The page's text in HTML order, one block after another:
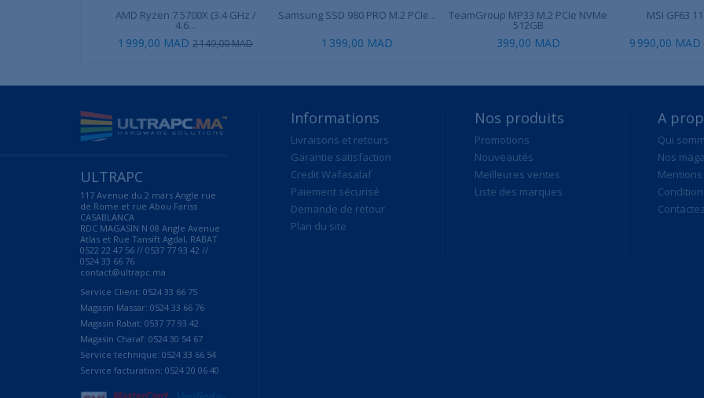
AMD Ryzen 7 5700X (3.4 GHz /
4.6...
1 999,00 MAD 2 149,00 MAD
Samsung SSD 980 PRO M.2 PCIe...
1 399,00 MAD
TeamGroup MP33 M.2 PCIe NVMe
512GB
399,00 MAD
MSI GF63
9 990,00 MAD
ULTRAPC
117 Avenue du 2 mars Angle rue
de Rome et rue Abou Fariss
CASABLANCA
RDC MAGASIN N 08 Angle Avenue
Atlas et Rue Tansift Agdal, RABAT
0522 22 47 56 // 0537 77 93 42 //
0524 33 66 76
contact@ultrapc.ma
Service Client: 0524 33 66 75
Magasin Massar: 0524 33 66 76
Magasin Rabat: 0537 77 93 42
Magasin Charaf: 0524 30 54 67
Service technique: 0524 33 66 54
Service facturation: 0524 20 06 40
Informations
Livraisons et retours
Garantie satisfaction
Credit Wafasalaf
Paiement sécurisé
Demande de retour
Plan du site
Nos produits
Promotions
Nouveautés
Meilleures ventes
Liste des marques
A
Qui
Nos